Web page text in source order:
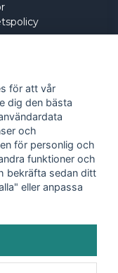
för att vår
dig den bästa
och
för personlig och
funktioner och
bekräfta sedan ditt
eller anpassa